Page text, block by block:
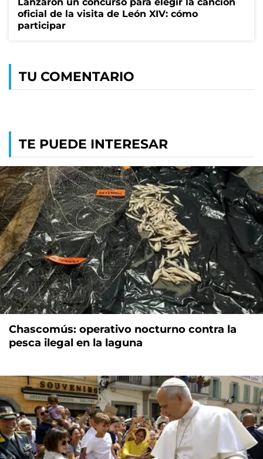
oficial de la visita de León XIV: cómo
participar
TU COMENTARIO
TE PUEDE INTERESAR
Chascomús: operativo nocturno contra la
pesca ilegal en la laguna